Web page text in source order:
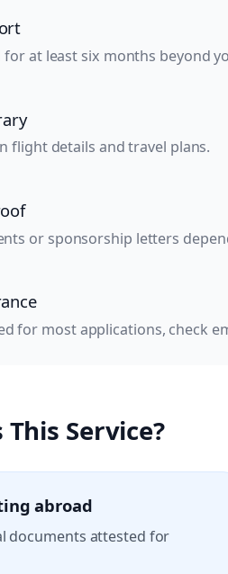
for at least six months beyond
flight details and travel plans.
or sponsorship letters
for most applications, check
Service?
abroad
documents attested for